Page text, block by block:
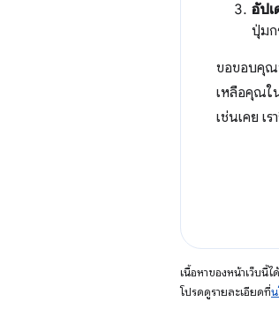
อัปเ
ปุ่มก
ขอขอบคุณ
เหลือคุณใ
เช่นเคย เ
เนื้อหาของหน้าเว็บนี้
โปรดดูรายละเอียดที่